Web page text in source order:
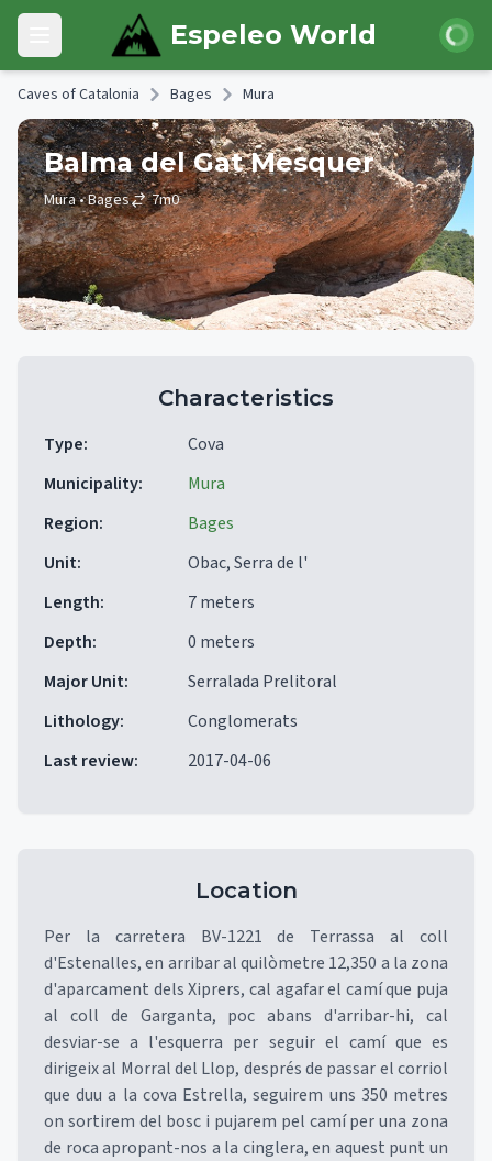
Skip to main content
Open main menu Espeleo World Login
Caves of Catalonia Bages Mura
Balma del Gat Mesquer
Mura• Bages 7m0
Characteristics
Type:
Cova
Municipality:
Mura
Region:
Bages
Unit:
Obac, Serra de l'
Length:
7 meters
Depth:
0 meters
Major Unit:
Serralada Prelitoral
Lithology:
Conglomerats
Last review: 2017-04-06
Location
Per la carretera BV-1221 de Terrassa al coll
d'Estenalles, en arribar al quilòmetre 12,350 a la zona
d'aparcament dels Xiprers, cal agafar el camí que puja
al coll de Garganta, poc abans d'arribar-hi, cal
desviar-se a l'esquerra per seguir el camí que es
dirigeix al Morral del Llop, després de passar el corriol
que duu a la cova Estrella, seguirem uns 350 metres
on sortirem del bosc i pujarem pel camí per una zona
de roca apropant-nos a la cinglera, en aquest punt un